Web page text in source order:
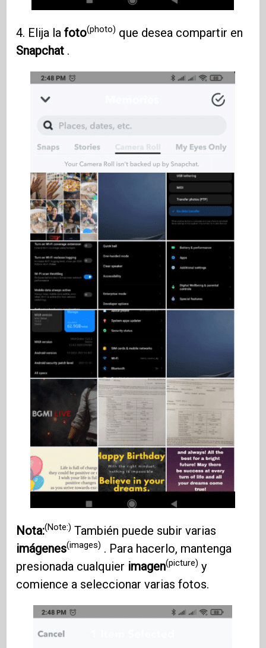
4. Elija lafoto(photo) que desea compartir en
Snapchat .
Nota:(Note:) También puede subir varias
imágenes(images) . Para hacerlo, mantenga
presionada cualquier imagen(picture) y
comience a seleccionar varias fotos.